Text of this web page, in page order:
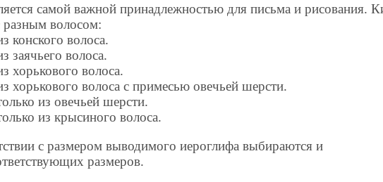
самой важной принадлежностью для письма и рисования.
волосом:
конского волоса.
заячьего волоса.
хорькового волоса.
хорькового волоса с примесью овечьей шерсти.
из овечьей шерсти.
из крысиного волоса.
с размером выводимого иероглифа выбираются и
размеров.